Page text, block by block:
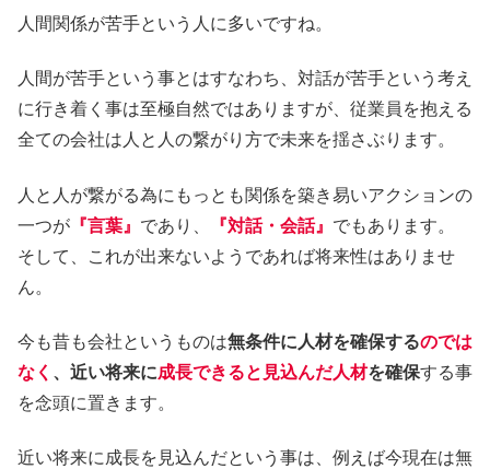
人間関係が苦手という人に多いですね。
人間が苦手という事とはすなわち、対話が苦手という考え
に行き着く事は至極自然ではありますが、従業員を抱える
全ての会社は人と人の繋がり方で未来を揺さぶります。
人と人が繋がる為にもっとも関係を築き易いアクションの
一つが 『言葉』 であり、 『対話・会話』 でもあります。
そして、これが出来ないようであれば将来性はありませ
ん。
今も昔も会社というものは無条件に人材を確保するのでは
なく 、近い将来に成長できると見込んだ人材を確保する事
を念頭に置きます。
近い将来に成長を見込んだという事は、例えば今現在は無